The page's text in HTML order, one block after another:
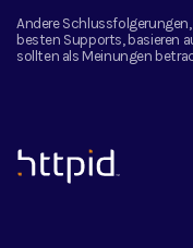
Andere
besten Supports, basieren
sollten als Meinungen
™